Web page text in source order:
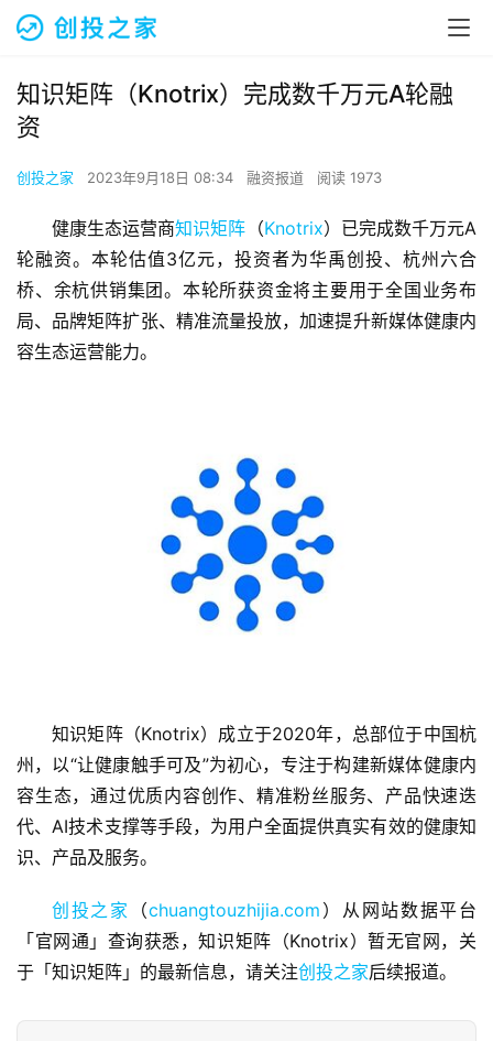
融
资
报
道
业
观
知识矩阵（Knotrix）完成数千万元A轮融
资
创投之家 2023年9月18日 08:34 融资报道 阅读 1973
健康生态运营商知识矩阵 （Knotrix）已完成数千万元A
轮融资。本轮估值3亿元，投资者为华禹创投、杭州六合
桥、余杭供销集团。本轮所获资金将主要用于全国业务布
局、品牌矩阵扩张、精准流量投放，加速提升新媒体健康内
容生态运营能力。
知识矩阵（Knotrix）成立于2020年，总部位于中国杭
州，以“让健康触手可及”为初心，专注于构建新媒体健康内
容生态，通过优质内容创作、精准粉丝服务、产品快速迭
代、AI技术支撑等手段，为用户全面提供真实有效的健康知
识、产品及服务。
创投之家 （chuangtouzhijia.com ）从网站数据平台
「官网通」查询获悉，知识矩阵（Knotrix）暂无官网，关
于「知识矩阵」的最新信息，请关注创投之家后续报道。